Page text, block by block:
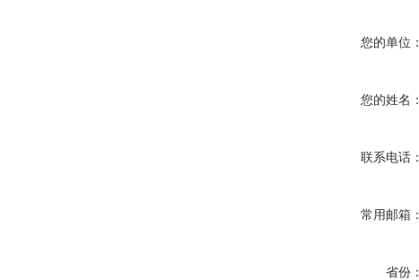
您的单位：
您的姓名：
联系电话：
常用邮箱：
省份：